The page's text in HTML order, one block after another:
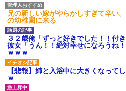
兄の新しい嫁がやらかしすぎて辛い
の幼稚園に来る
３２歳俺「ずっと好きでした！！付
彼女「うん！！絶対幸せになろう
ｗｗｗ
【悲報】姉と入浴中に大きくなって
ｗ